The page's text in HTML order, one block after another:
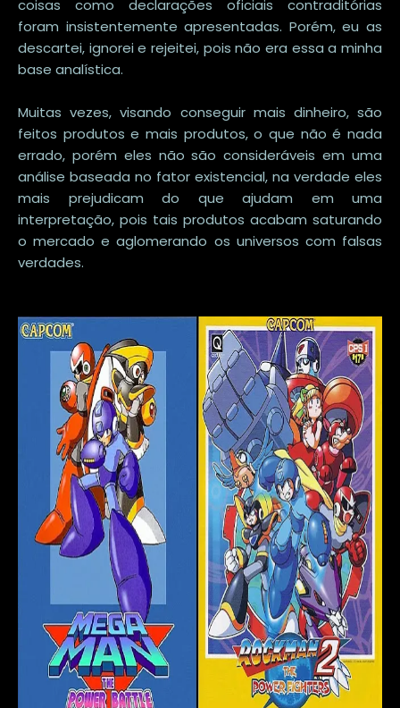
coisas como declarações oficiais contraditórias
foram insistentemente apresentadas. Porém, eu as
descartei, ignorei e rejeitei, pois não era essa a minha
base analística.
Muitas vezes, visando conseguir mais dinheiro, são
feitos produtos e mais produtos, o que não é nada
errado, porém eles não são consideráveis em uma
análise baseada no fator existencial, na verdade eles
mais prejudicam do que ajudam em uma
interpretação, pois tais produtos acabam saturando
o mercado e aglomerando os universos com falsas
verdades.